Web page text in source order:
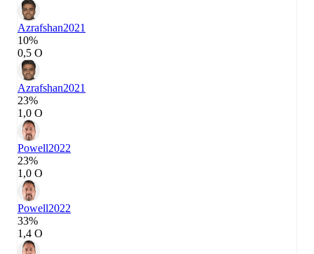
Azrafshan2021
10%
0,5 О
Azrafshan2021
23%
1,0 О
Powell2022
23%
1,0 О
Powell2022
33%
1,4 О